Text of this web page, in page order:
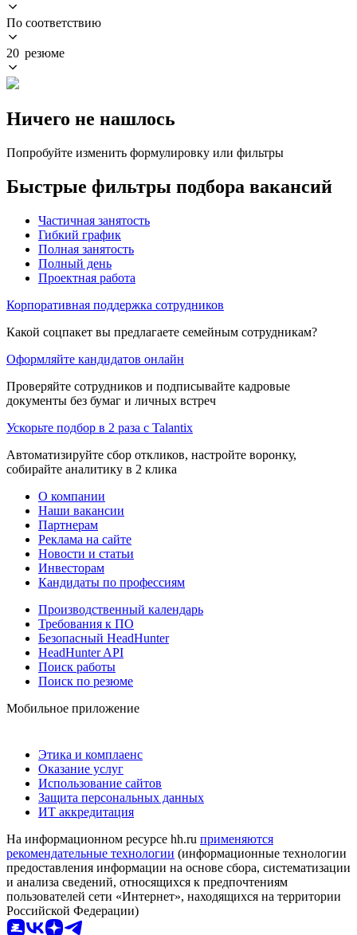
По соответствию
20 резюме
Ничего не нашлось
Попробуйте изменить формулировку или фильтры
Быстрые фильтры подбора вакансий
Частичная занятость
Гибкий график
Полная занятость
Полный день
Проектная работа
Корпоративная поддержка сотрудников
Какой соцпакет вы предлагаете семейным сотрудникам?
Оформляйте кандидатов онлайн
Проверяйте сотрудников и подписывайте кадровые
документы без бумаг и личных встреч
Ускорьте подбор в 2 раза с Talantix
Автоматизируйте сбор откликов, настройте воронку,
собирайте аналитику в 2 клика
О компании
Наши вакансии
Партнерам
Реклама на сайте
Новости и статьи
Инвесторам
Кандидаты по профессиям
Производственный календарь
Требования к ПО
Безопасный HeadHunter
HeadHunter API
Поиск работы
Поиск по резюме
Мобильное приложение
Этика и комплаенс
Оказание услуг
Использование сайтов
Защита персональных данных
ИТ аккредитация
На информационном ресурсе hh.ru применяются
рекомендательные технологии (информационные технологии
предоставления информации на основе сбора, систематизации
и анализа сведений, относящихся к предпочтениям
пользователей сети «Интернет», находящихся на территории
Российской Федерации)